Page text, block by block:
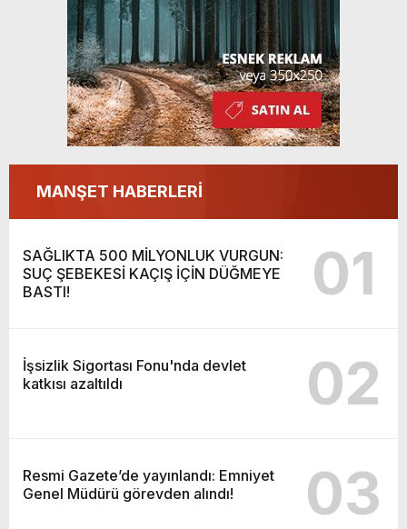
MANŞET HABERLERİ
SAĞLIKTA 500 MİLYONLUK VURGUN:
SUÇ ŞEBEKESİ KAÇIŞ İÇİN DÜĞMEYE
BASTI!
01
İşsizlik Sigortası Fonu'nda devlet
katkısı azaltıldı
02
Resmi Gazete’de yayınlandı: Emniyet
Genel Müdürü görevden alındı!
03